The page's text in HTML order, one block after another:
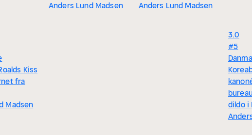
Kiss
fra
Madsen
Anders Lund Madsen
Anders Lund Madsen
3.0
#5
dildo i